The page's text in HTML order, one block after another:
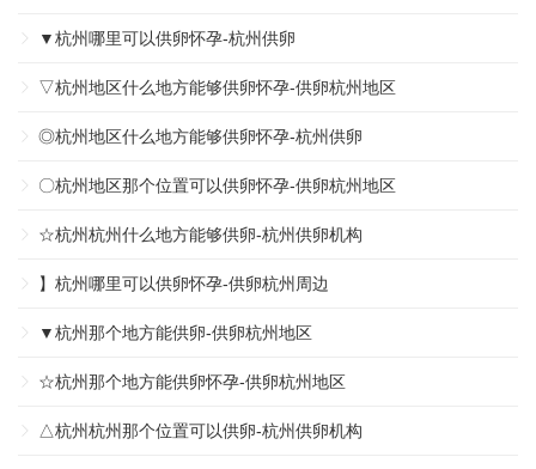
▼杭州哪里可以供卵怀孕-杭州供卵
▽杭州地区什么地方能够供卵怀孕-供卵杭州地区
◎杭州地区什么地方能够供卵怀孕-杭州供卵
〇杭州地区那个位置可以供卵怀孕-供卵杭州地区
☆杭州杭州什么地方能够供卵-杭州供卵机构
】杭州哪里可以供卵怀孕-供卵杭州周边
▼杭州那个地方能供卵-供卵杭州地区
☆杭州那个地方能供卵怀孕-供卵杭州地区
△杭州杭州那个位置可以供卵-杭州供卵机构